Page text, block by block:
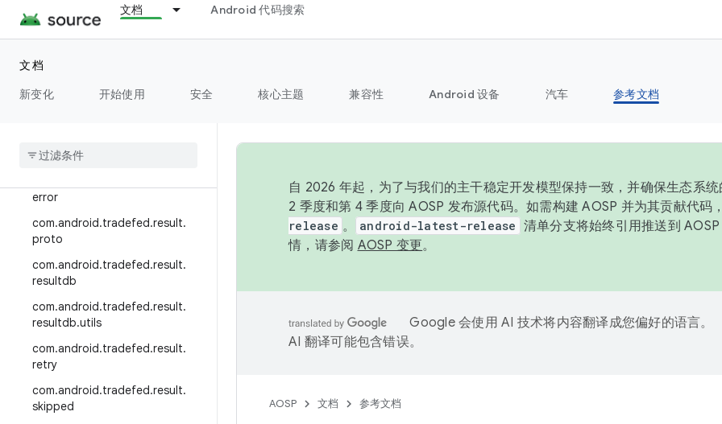
文档 Android 代码搜索
文档
新变化
开始使用 安全 核心主题 兼容性 Android 设备 汽车 参考文档
com.android.tradefed.postproc
com.android.tradefed.postproc
essor.util
ddmlib
error
com.android.tradefed.result.
proto
com.android.tradefed.result.
resultdb
com.android.tradefed.result.
resultdb.utils
com.android.tradefed.result.
retry
com.android.tradefed.result.
skipped
自 2026 年起，为了与我们的主干稳定开发模型保持一致，并确保生态系
2 季度和第 4 季度向 AOSP 发布源代码。如需构建 AOSP 并为其贡献代码
release 。 android-latest-release 清单分支将始终引用推送到
情，请参阅 AOSP 变更。
Google 会使用 AI 技术将内容翻译成您偏好的语言。
AI 翻译可能包含错误。
AOSP 文档 参考文档